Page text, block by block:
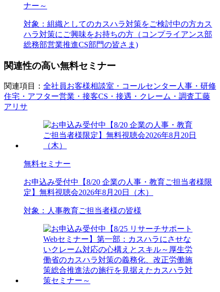
ナー～
対象： 組織としてのカスハラ対策をご検討中の方カス
ハラ対策にご興味をお持ちの方（コンプライアンス部
総務部営業推進CS部門の皆さま)
関連性の高い無料セミナー
関連項目： 全社員お客様相談室・コールセンター 人事・研修
住宅・アフター営業・接客CS・接遇・クレーム・調査工藤
アリサ
無料セミナー
お申込み受付中
【8/20 企業の人事・教育ご担当者様限
定】無料視聴会2026年8月20日（木）
対象： 人事教育ご担当者様の皆様